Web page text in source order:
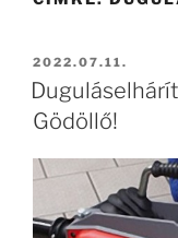
BEKÜLDVE:
2022.07.11.
Gödöllő!